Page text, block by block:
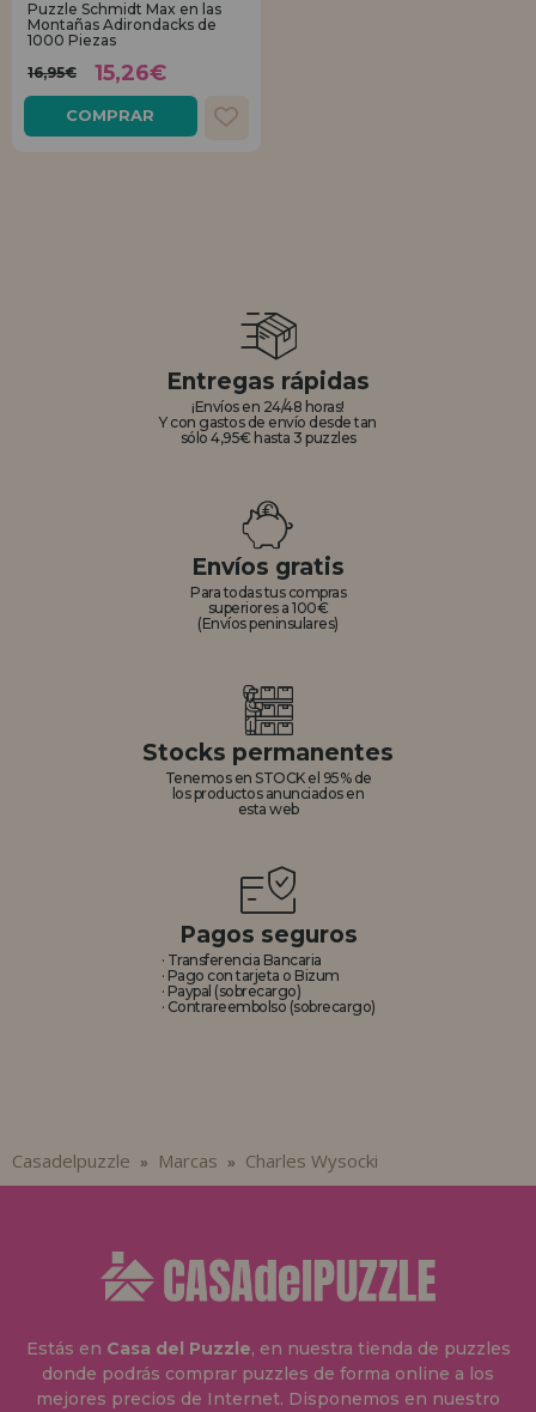
Puzzle Schmidt Max en las
Montañas Adirondacks de
1000 Piezas
16,95€
15,26€
COMPRAR
Entregas rápidas
¡Envíos en 24/48 horas!
Y con gastos de envío desde tan
sólo 4,95€ hasta 3 puzzles
Envíos gratis
Para todas tus compras
superiores a 100€
(Envíos peninsulares)
Stocks permanentes
Tenemos en STOCK el 95% de
los productos anunciados en
esta web
Pagos seguros
· Transferencia Bancaria
· Pago con tarjeta o Bizum
· Paypal (sobrecargo)
· Contrareembolso (sobrecargo)
Casadelpuzzle » Marcas » Charles Wysocki
Estás en Casa del Puzzle, en nuestra tienda de puzzles
donde podrás comprar puzzles de forma online a los
mejores precios de Internet. Disponemos en nuestro